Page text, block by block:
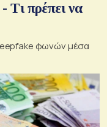
Τι πρέπει να
φωνών μέσα